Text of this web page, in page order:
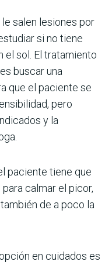
salen lesiones por
si no tiene
el sol. El tratamiento
buscar una
que el paciente se
pero
y la
paciente tiene que
calmar el picor,
de a poco la
en cuidados es